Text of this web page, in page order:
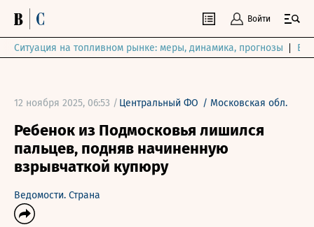
Войти
Ситуация на топливном рынке: меры, динамика, прогнозы
12 ноября 2025, 06:53 / Центральный ФО / Московская обл.
Ребенок из Подмосковья лишился
пальцев, подняв начиненную
взрывчаткой купюру
Ведомости. Страна